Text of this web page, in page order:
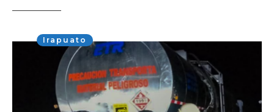
Irapuato